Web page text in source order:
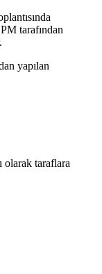
tarafından
yapılan
olarak taraflara